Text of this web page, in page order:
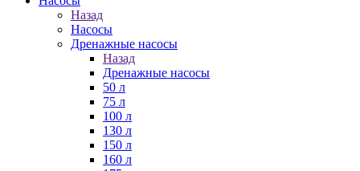
Назад
Насосы
Дренажные насосы
Назад
Дренажные насосы
50 л
75 л
100 л
130 л
150 л
160 л